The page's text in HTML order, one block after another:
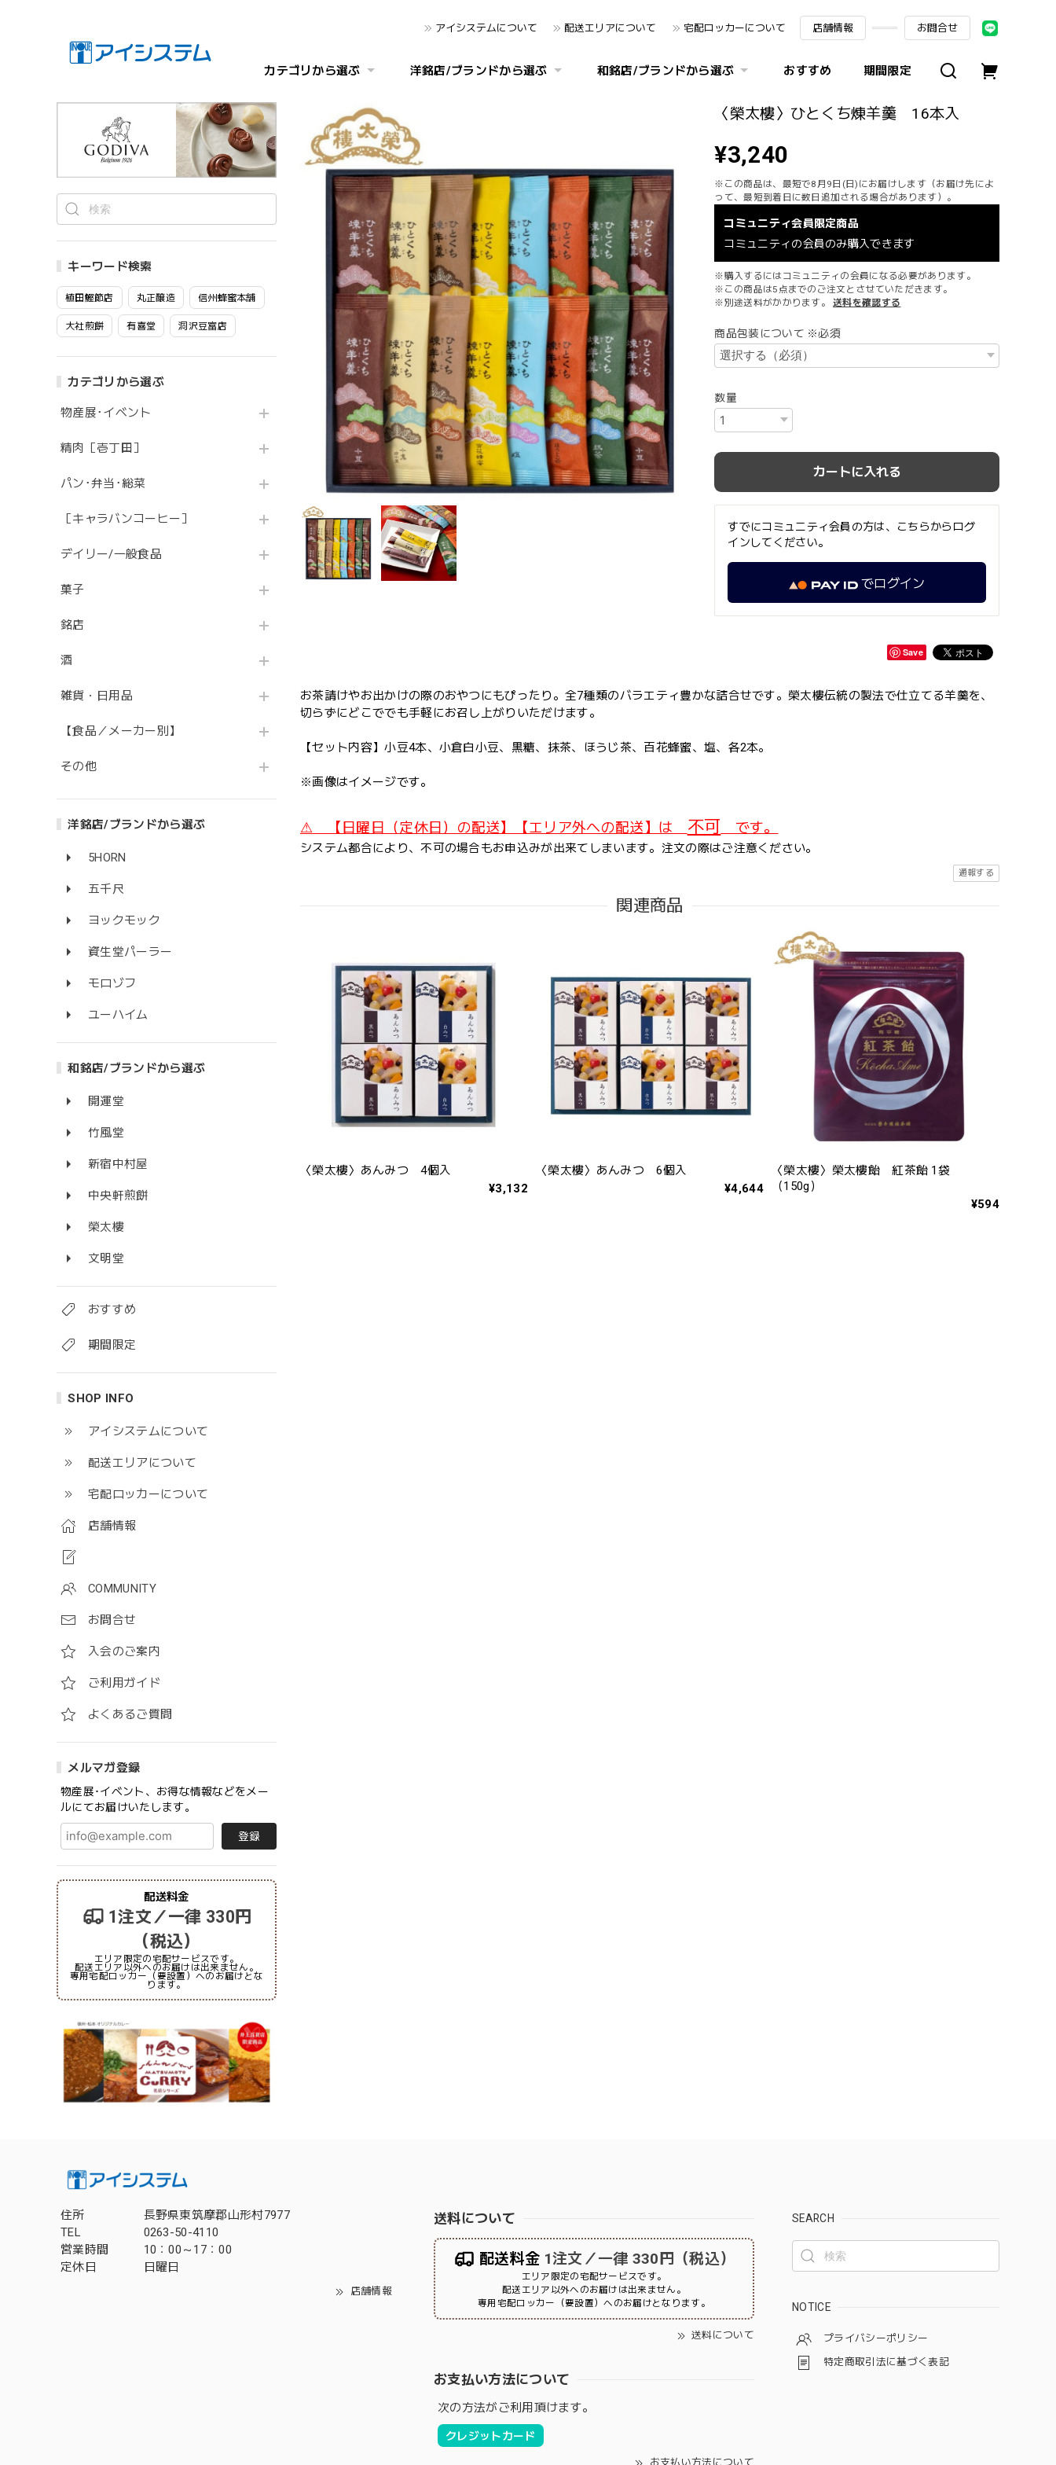
アイシステムについて 配送エリアについて 宅配ロッカーについて 店舗情報 お問合せ
カテゴリから選ぶ 洋銘店/ブランドから選ぶ 和銘店/ブランドから選ぶ おすすめ 期間限定
キーワード検索
植田鰹節店 丸正醸造 信州蜂蜜本舗
大社煎餅 有喜堂 洞沢豆富店
カテゴリから選ぶ
物産展･イベント
精肉［壱丁田］
パン･弁当･総菜
［キャラバンコーヒー］
デイリー/一般食品
菓子
銘店
酒
雑貨・日用品
【食品／メーカー別】
その他
洋銘店/ブランドから選ぶ
5HORN
五千尺
ヨックモック
資生堂パーラー
モロゾフ
ユーハイム
和銘店/ブランドから選ぶ
開運堂
竹風堂
新宿中村屋
中央軒煎餅
榮太樓
文明堂
おすすめ
期間限定
SHOP INFO
アイシステムについて
配送エリアについて
宅配ロッカーについて
店舗情報
COMMUNITY
お問合せ
入会のご案内
ご利用ガイド
よくあるご質問
メルマガ登録
物産展･イベント、お得な情報などをメー
ルにてお届けいたします。
登録
配送料金
1注文／一律 330円
（税込）
エリア限定の宅配サービスです。
配送エリア以外へのお届けは出来ません。
専用宅配ロッカー（要設置）へのお届けとな
ります。
〈榮太樓〉ひとくち煉羊羹 16本入
¥3,240
※この商品は、最短で8月9日(日)にお届けします（お届け先によ
って、最短到着日に数日追加される場合があります）。
コミュニティ会員限定商品
コミュニティの会員のみ購入できます
※購入するにはコミュニティの会員になる必要があります。
※この商品は5点までのご注文とさせていただきます。
※別途送料がかかります。
送料を確認する
商品包装について ※必須
数量
カートに入れる
すでにコミュニティ会員の方は、こちらからログ
インしてください。
でログイン
Save
お茶請けやお出かけの際のおやつにもぴったり。全7種類のバラエティ豊かな詰合せです。榮太樓伝統の製法で仕立てる羊羹を、
切らずにどこででも手軽にお召し上がりいただけます。
【セット内容】小豆4本、小倉白小豆、黒糖、抹茶、ほうじ茶、百花蜂蜜、塩、各2本。
※画像はイメージです。
⚠ 【日曜日（定休日）の配送】【エリア外への配送】は 不可 です。
システム都合により、不可の場合もお申込みが出来てしまいます。注文の際はご注意ください。
通報する
関連商品
〈榮太樓〉あんみつ 4個入
¥3,132
〈榮太樓〉あんみつ 6個入
¥4,644
〈榮太樓〉榮太樓飴 紅茶飴 1袋
（150g）
¥594
住所
長野県東筑摩郡山形村7977
TEL
0263-50-4110
営業時間
10：00～17：00
定休日
日曜日
店舗情報
送料について
配送料金 1注文／一律 330円（税込）
エリア限定の宅配サービスです。
配送エリア以外へのお届けは出来ません。
専用宅配ロッカー（要設置）へのお届けとなります。
送料について
お支払い方法について
次の方法がご利用頂けます。
クレジットカード
お支払い方法について
SEARCH
NOTICE
プライバシーポリシー
特定商取引法に基づく表記